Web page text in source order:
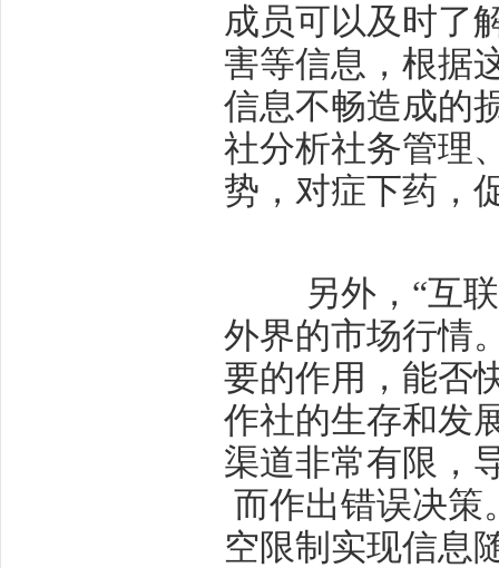
成员可以及时了
害等信息，根据
信息不畅造成的
社分析社务管理
势，对症下药，
另外，“互联
外界的市场行情
要的作用，能否
作社的生存和发
渠道非常有限，
而作出错误决策
空限制实现信息